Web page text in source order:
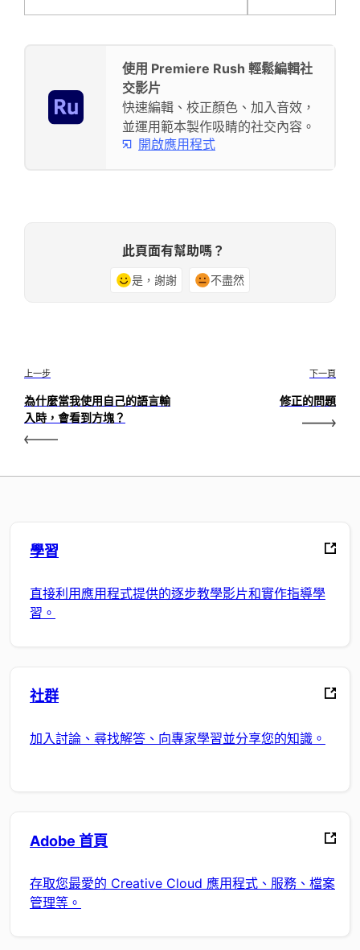
使用 Premiere Rush 輕鬆編輯社
交影片
快速編輯、校正顏色、加入音效，
並運用範本製作吸睛的社交內容。
開啟應用程式
此頁面有幫助嗎？
是，謝謝 不盡然
上一步
為什麼當我使用自己的語言輸
入時，會看到方塊？
下一頁
修正的問題
學習
直接利用應用程式提供的逐步教學影片和實作指導學
習。
社群
加入討論、尋找解答、向專家學習並分享您的知識。
Adobe 首頁
存取您最愛的 Creative Cloud 應用程式、服務、檔案
管理等。